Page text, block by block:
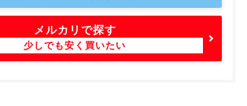
メルカリで探す